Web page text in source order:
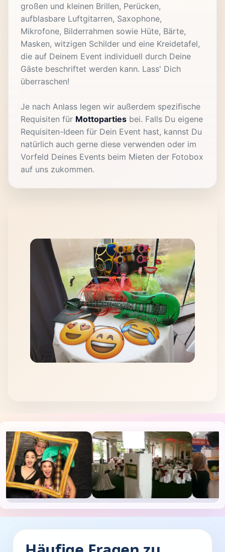
großen und kleinen Brillen, Perücken,
aufblasbare Luftgitarren, Saxophone,
Mikrofone, Bilderrahmen sowie Hüte, Bärte,
Masken, witzigen Schilder und eine Kreidetafel,
die auf Deinem Event individuell durch Deine
Gäste beschriftet werden kann. Lass' Dich
überraschen!
Je nach Anlass legen wir außerdem spezifische
Requisiten für Mottoparties bei. Falls Du eigene
Requisiten-Ideen für Dein Event hast, kannst Du
natürlich auch gerne diese verwenden oder im
Vorfeld Deines Events beim Mieten der Fotobox
auf uns zukommen.